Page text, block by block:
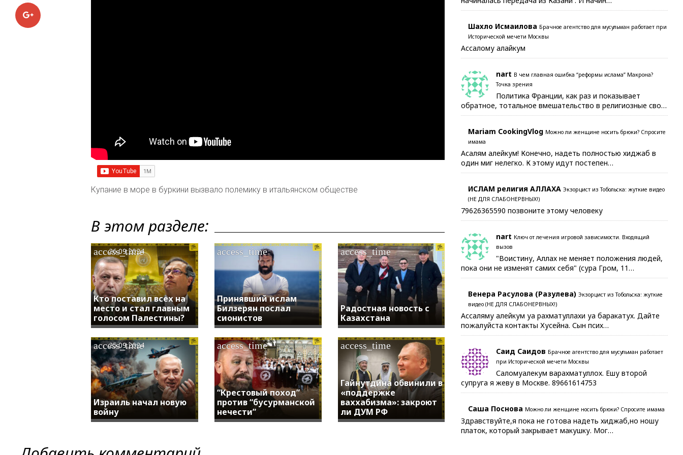
Google+
Купание в море в буркини вызвало полемику в итальянском обществе
В этом разделе:
Кто поставил всех на
место и стал главным
голосом Палестины?
access_time
26.09.2024
Принявший ислам
Билзерян послал
сионистов
access_time
Радостная новость с
Казахстана
access_time
Израиль начал новую
войну
access_time
25.09.2024
“Крестовый поход”
против “бусурманской
нечести”
access_time
Гайнутдина обвинили в
«поддержке
ваххабизма»: закроют
ли ДУМ РФ
access_time
Шахло Исмаилова Брачное агентство для мусульман работает при
Исторической мечети Москвы
Ассалому алайкум
nart В чем главная ошибка “реформы ислама” Макрона?
Точка зрения
Политика Франции, как раз и показывает
обратное, тотальное вмешательство в религиозные сво…
Mariam CookingVlog Можно ли женщине носить брюки? Спросите
имама
Асалям алейкум! Конечно, надеть полностью хиджаб в
один миг нелегко. К этому идут постепен…
ИСЛАМ религия АЛЛАХА Экзорцист из Тобольска: жуткие видео
(НЕ ДЛЯ СЛАБОНЕРВНЫХ!)
79626365590 позвоните этому человеку
nart Ключ от лечения игровой зависимости. Входящий
вызов
"Воистину, Аллах не меняет положения людей,
пока они не изменят самих себя" (сура Гром, 11…
Венера Расулова (Разулева) Экзорцист из Тобольска: жуткие
видео (НЕ ДЛЯ СЛАБОНЕРВНЫХ!)
Ассаляму алейкум уа рахматуллахи уа баракатух. Дайте
пожалуйста контакты Хусейна. Сын псих…
Саид Саидов Брачное агентство для мусульман работает
при Исторической мечети Москвы
Саломуалекум варахматуллох. Ешу второй
супруга я жеву в Москве. 89661614753
Саша Поснова Можно ли женщине носить брюки? Спросите имама
Здравствуйте,я пока не готова надеть хиджаб,но ношу
платок, который закрывает макушку. Мог…